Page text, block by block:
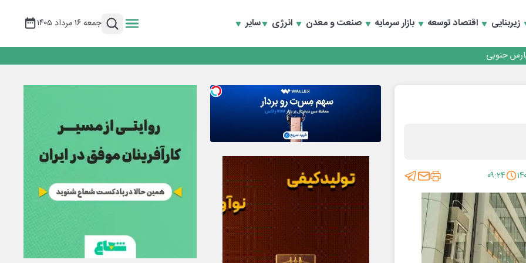
زیربنایی اقتصاد توسعه بازار سرمایه صنعت و معدن انرژی سایر جمعه ۱۶ مرداد ۱۴۰۵
منطقه یک
تجارت و همگرایی منطقه‌ای
منطقه یک
تجارت و همگرایی منطقه‌ای
۰۹:۲۴